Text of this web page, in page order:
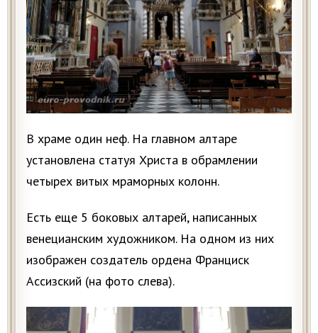
В храме один неф. На главном алтаре
установлена статуя Христа в обрамлении
четырех витых мраморных колонн.
Есть еще 5 боковых алтарей, написанных
венецианским художником. На одном из них
изображен создатель ордена Франциск
Ассизский (на фото слева).